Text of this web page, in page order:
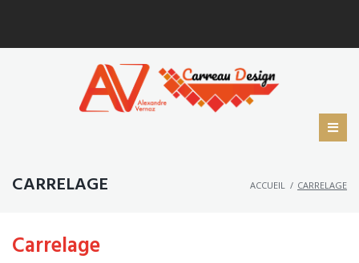
CARRELAGE ACCUEIL / CARRELAGE
Carrelage